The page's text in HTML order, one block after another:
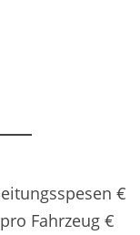
€
Fahrzeug €